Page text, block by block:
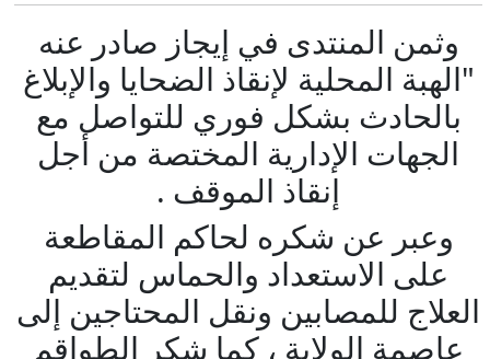
وثمن المنتدى في إيجاز صادر عنه
"الهبة المحلية لإنقاذ الضحايا والإبلاغ
بالحادث بشكل فوري للتواصل مع
الجهات الإدارية المختصة من أجل
إنقاذ الموقف .
وعبر عن شكره لحاكم المقاطعة
على الاستعداد والحماس لتقديم
العلاج للمصابين ونقل المحتاجين إلى
عاصمة الولاية ، كما شكر الطواقم